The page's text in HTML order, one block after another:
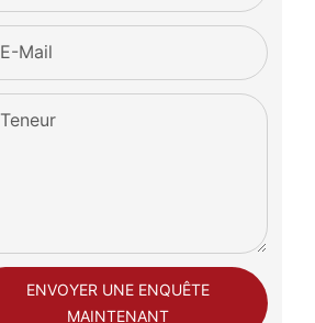
E-Mail
Teneur
ENVOYER UNE ENQUÊTE
MAINTENANT